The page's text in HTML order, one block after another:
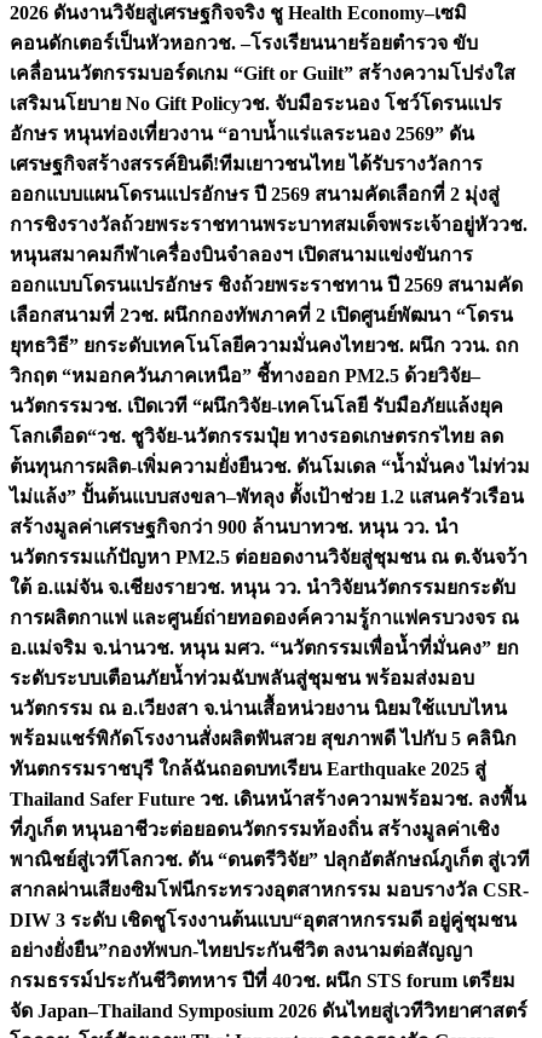
2026 ดันงานวิจัยสู่เศรษฐกิจจริง ชู Health Economy–เซมิ
คอนดักเตอร์เป็นหัวหอกวช. –โรงเรียนนายร้อยตำรวจ ขับ
เคลื่อนนวัตกรรมบอร์ดเกม “Gift or Guilt” สร้างความโปร่งใส
เสริมนโยบาย No Gift Policyวช. จับมือระนอง โชว์โดรนแปร
อักษร หนุนท่องเที่ยวงาน “อาบน้ำแร่แลระนอง 2569” ดัน
เศรษฐกิจสร้างสรรค์ยินดี!ทีมเยาวชนไทย ได้รับรางวัลการ
ออกแบบแผนโดรนแปรอักษร ปี 2569 สนามคัดเลือกที่ 2 มุ่งสู่
การชิงรางวัลถ้วยพระราชทานพระบาทสมเด็จพระเจ้าอยู่หัววช.
หนุนสมาคมกีฬาเครื่องบินจำลองฯ เปิดสนามแข่งขันการ
ออกแบบโดรนแปรอักษร ชิงถ้วยพระราชทาน ปี 2569 สนามคัด
เลือกสนามที่ 2วช. ผนึกกองทัพภาคที่ 2 เปิดศูนย์พัฒนา “โดรน
ยุทธวิธี” ยกระดับเทคโนโลยีความมั่นคงไทยวช. ผนึก ววน. ถก
วิกฤต “หมอกควันภาคเหนือ” ชี้ทางออก PM2.5 ด้วยวิจัย–
นวัตกรรมวช. เปิดเวที “ผนึกวิจัย-เทคโนโลยี รับมือภัยแล้งยุค
โลกเดือด“วช. ชูวิจัย-นวัตกรรมปุ๋ย ทางรอดเกษตรกรไทย ลด
ต้นทุนการผลิต-เพิ่มความยั่งยืนวช. ดันโมเดล “น้ำมั่นคง ไม่ท่วม
ไม่แล้ง” ปั้นต้นแบบสงขลา–พัทลุง ตั้งเป้าช่วย 1.2 แสนครัวเรือน
สร้างมูลค่าเศรษฐกิจกว่า 900 ล้านบาทวช. หนุน วว. นำ
นวัตกรรมแก้ปัญหา PM2.5 ต่อยอดงานวิจัยสู่ชุมชน ณ ต.จันจว้า
ใต้ อ.แม่จัน จ.เชียงรายวช. หนุน วว. นำวิจัยนวัตกรรมยกระดับ
การผลิตกาแฟ และศูนย์ถ่ายทอดองค์ความรู้กาแฟครบวงจร ณ
อ.แม่จริม จ.น่านวช. หนุน มศว. “นวัตกรรมเพื่อน้ำที่มั่นคง” ยก
ระดับระบบเตือนภัยน้ำท่วมฉับพลันสู่ชุมชน พร้อมส่งมอบ
นวัตกรรม ณ อ.เวียงสา จ.น่านเสื้อหน่วยงาน นิยมใช้แบบไหน
พร้อมแชร์พิกัดโรงงานสั่งผลิตฟันสวย สุขภาพดี ไปกับ 5 คลินิก
ทันตกรรมราชบุรี ใกล้ฉันถอดบทเรียน Earthquake 2025 สู่
Thailand Safer Future วช. เดินหน้าสร้างความพร้อมวช. ลงพื้น
ที่ภูเก็ต หนุนอาชีวะต่อยอดนวัตกรรมท้องถิ่น สร้างมูลค่าเชิง
พาณิชย์สู่เวทีโลกวช. ดัน “ดนตรีวิจัย” ปลุกอัตลักษณ์ภูเก็ต สู่เวที
สากลผ่านเสียงซิมโฟนีกระทรวงอุตสาหกรรม มอบรางวัล CSR-
DIW 3 ระดับ เชิดชูโรงงานต้นแบบ“อุตสาหกรรมดี อยู่คู่ชุมชน
อย่างยั่งยืน”กองทัพบก-ไทยประกันชีวิต ลงนามต่อสัญญา
กรมธรรม์ประกันชีวิตทหาร ปีที่ 40วช. ผนึก STS forum เตรียม
จัด Japan–Thailand Symposium 2026 ดันไทยสู่เวทีวิทยาศาสตร์